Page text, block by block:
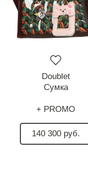
Doublet
Сумка
+ PROMO
140 300 руб.